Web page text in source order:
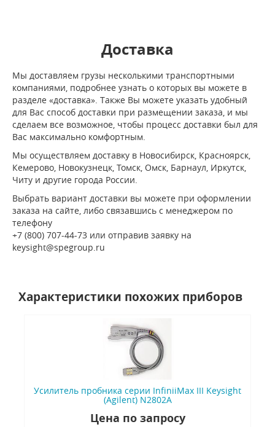
Доставка
Мы доставляем грузы несколькими транспортными
компаниями, подробнее узнать о которых вы можете в
разделе «доставка». Также Вы можете указать удобный
для Вас способ доставки при размещении заказа, и мы
сделаем все возможное, чтобы процесс доставки был для
Вас максимально комфортным.
Мы осуществляем доставку в Новосибирск, Красноярск,
Кемерово, Новокузнецк, Томск, Омск, Барнаул, Иркутск,
Читу и другие города России.
Выбрать вариант доставки вы можете при оформлении
заказа на сайте, либо связавшись с менеджером по
телефону
+7 (800) 707-44-73 или отправив заявку на
keysight@spegroup.ru
Характеристики похожих приборов
Усилитель пробника серии InfiniiMax III Keysight
(Agilent) N2802A
Цена по запросу